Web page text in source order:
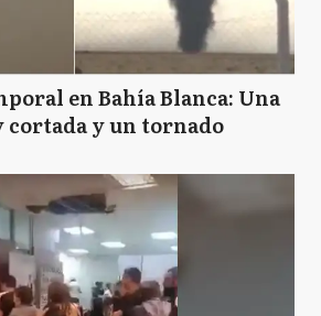
en Bahía Blanca: Una
cortada y un tornado